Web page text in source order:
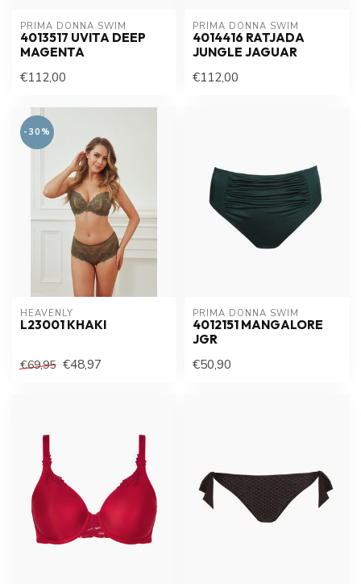
PRIMA DONNA SWIM
4013517 UVITA DEEP
MAGENTA
€112,00
PRIMA DONNA SWIM
4014416 RATJADA
JUNGLE JAGUAR
€112,00
-30%
HEAVENLY
L23001 KHAKI
€69,95 €48,97
PRIMA DONNA SWIM
4012151 MANGALORE
JGR
€50,90